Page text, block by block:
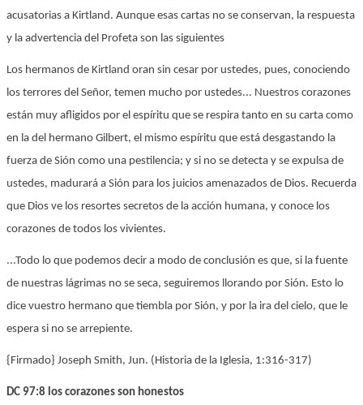
acusatorias a Kirtland. Aunque esas cartas no se conservan, la respuesta
y la advertencia del Profeta son las siguientes
Los hermanos de Kirtland oran sin cesar por ustedes, pues, conociendo
los terrores del Señor, temen mucho por ustedes... Nuestros corazones
están muy afligidos por el espíritu que se respira tanto en su carta como
en la del hermano Gilbert, el mismo espíritu que está desgastando la
fuerza de Sión como una pestilencia; y si no se detecta y se expulsa de
ustedes, madurará a Sión para los juicios amenazados de Dios. Recuerda
que Dios ve los resortes secretos de la acción humana, y conoce los
corazones de todos los vivientes.
...Todo lo que podemos decir a modo de conclusión es que, si la fuente
de nuestras lágrimas no se seca, seguiremos llorando por Sión. Esto lo
dice vuestro hermano que tiembla por Sión, y por la ira del cielo, que le
espera si no se arrepiente.
{Firmado} Joseph Smith, Jun. (Historia de la Iglesia, 1:316-317)
DC 97:8 los corazones son honestos